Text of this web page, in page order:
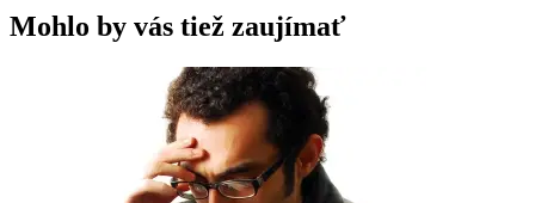
Mohlo by vás tiež zaujímať